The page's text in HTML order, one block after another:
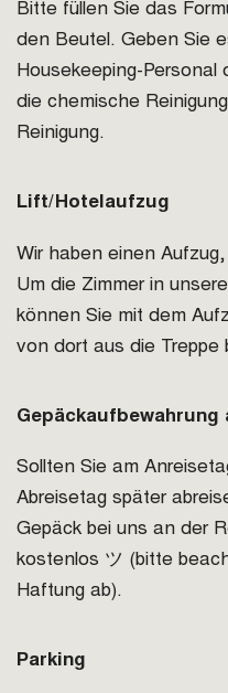
Bitte füllen Sie das
den Beutel. Geben Sie
Housekeeping-Personal
die chemische
Reinigung.
Lift/Hotelaufzug
Wir haben einen
Um die Zimmer in
können Sie mit dem
von dort aus die Treppe
Gepäckaufbewahrung
Sollten Sie am
Abreisetag später
Gepäck bei uns an der
kostenlos ツ (bitte
Haftung ab).
Parking